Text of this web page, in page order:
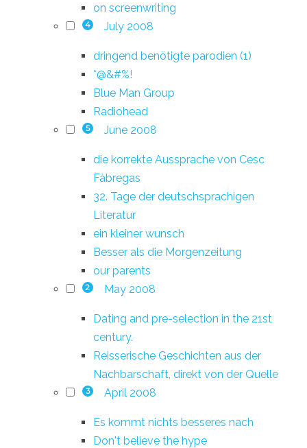
on screenwriting
4 July 2008
dringend benötigte parodien (1)
*@&#%!
Blue Man Group
Radiohead
5 June 2008
die korrekte Aussprache von Cesc
Fàbregas
32. Tage der deutschsprachigen
Literatur
ein kleiner wunsch
Besser als die Morgenzeitung
our parents
2 May 2008
Dating and pre-selection in the 21st
century.
Reisserische Geschichten aus der
Nachbarschaft, direkt von der Quelle
3 April 2008
Es kommt nichts besseres nach
Don't believe the hype